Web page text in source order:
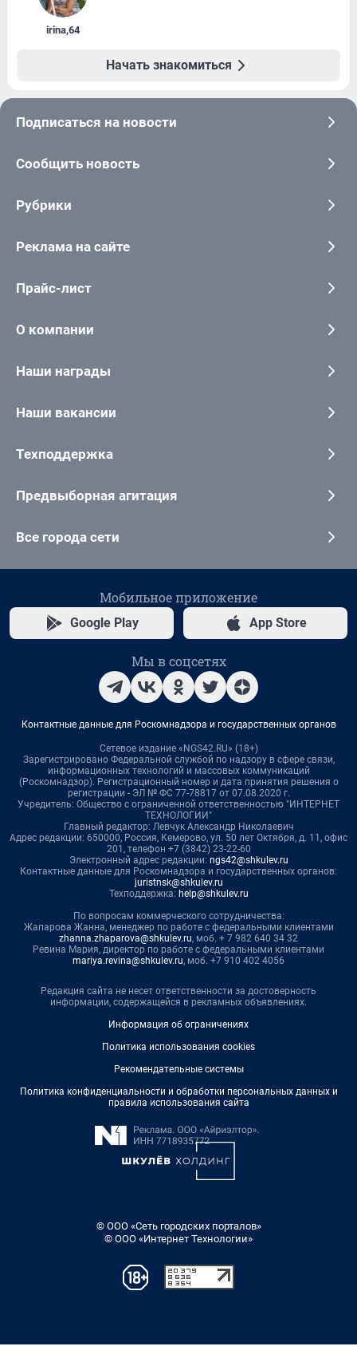
irina,64
Начать знакомиться
Подписаться на новости
Сообщить новость
Рубрики
Реклама на сайте
Прайс-лист
О компании
Наши награды
Наши вакансии
Техподдержка
Предвыборная агитация
Все города сети
Мобильное приложение
Google Play App Store
Мы в соцсетях
Контактные данные для Роскомнадзора и государственных органов
Сетевое издание «NGS42.RU» (18+)
Зарегистрировано Федеральной службой по надзору в сфере связи,
информационных технологий и массовых коммуникаций
(Роскомнадзор). Регистрационный номер и дата принятия решения о
регистрации - ЭЛ № ФС 77-78817 от 07.08.2020 г.
Учредитель: Общество с ограниченной ответственностью "ИНТЕРНЕТ
ТЕХНОЛОГИИ"
Главный редактор: Левчук Александр Николаевич
Адрес редакции: 650000, Россия, Кемерово, ул. 50 лет Октября, д. 11, офис
201, телефон +7 (3842) 23-22-60
Электронный адрес редакции: ngs42@shkulev.ru
Контактные данные для Роскомнадзора и государственных органов:
juristnsk@shkulev.ru
Техподдержка: help@shkulev.ru
По вопросам коммерческого сотрудничества:
Жапарова Жанна, менеджер по работе с федеральными клиентами
zhanna.zhaparova@shkulev.ru, моб. + 7 982 640 34 32
Ревина Мария, директор по работе с федеральными клиентами
mariya.revina@shkulev.ru, моб. +7 910 402 4056
Редакция сайта не несет ответственности за достоверность
информации, содержащейся в рекламных объявлениях.
Информация об ограничениях
Политика использования cookies
Рекомендательные системы
Политика конфиденциальности и обработки персональных данных и
правила использования сайта
© ООО «Сеть городских порталов»
© ООО «Интернет Технологии»